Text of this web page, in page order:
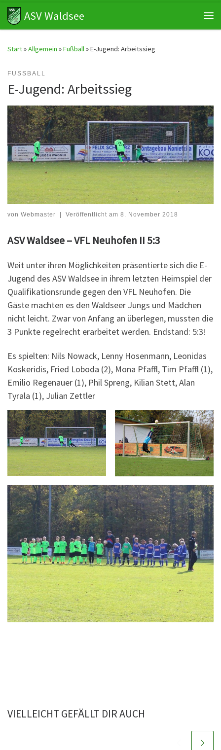
Zum Inhalt springen
ASV Waldsee
Start»Allgemein »Fußball»E-Jugend: Arbeitssieg
FUSSBALL
E-Jugend: Arbeitssieg
von Webmaster Veröffentlicht am 8. November 2018
ASV Waldsee – VFL Neuhofen II 5:3
Weit unter ihren Möglichkeiten präsentierte sich die E-
Jugend des ASV Waldsee in ihrem letzten Heimspiel der
Qualifikationsrunde gegen den VFL Neuhofen. Die
Gäste machten es den Waldseer Jungs und Mädchen
nicht leicht. Zwar von Anfang an überlegen, mussten die
3 Punkte regelrecht erarbeitet werden. Endstand: 5:3!
Es spielten: Nils Nowack, Lenny Hosenmann, Leonidas
Koskeridis, Fried Loboda (2), Mona Pfaffl, Tim Pfaffl (1),
Emilio Regenauer (1), Phil Spreng, Kilian Stett, Alan
Tyrala (1), Julian Zettler
VIELLEICHT GEFÄLLT DIR AUCH